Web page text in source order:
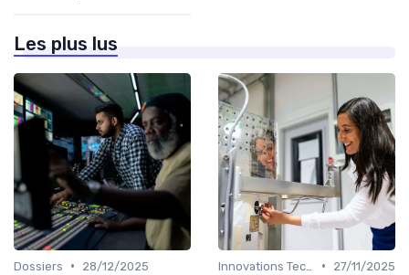
Les plus lus
Dossiers • 28/12/2025 • 27/11/2025